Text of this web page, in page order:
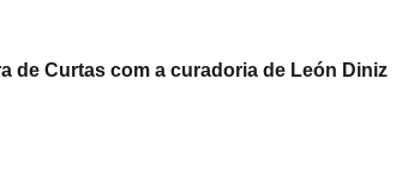
de Curtas com a curadoria de León Diniz